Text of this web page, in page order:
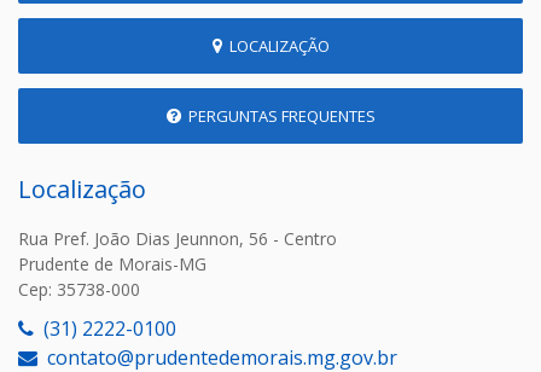
LOCALIZAÇÃO
PERGUNTAS FREQUENTES
Localização
Rua Pref. João Dias Jeunnon, 56 - Centro
Prudente de Morais-MG
Cep: 35738-000
(31) 2222-0100
contato@prudentedemorais.mg.gov.br